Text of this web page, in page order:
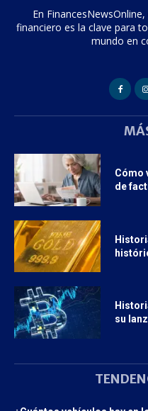
En
financiero es la clave para
mundo en
Cómo
de
su